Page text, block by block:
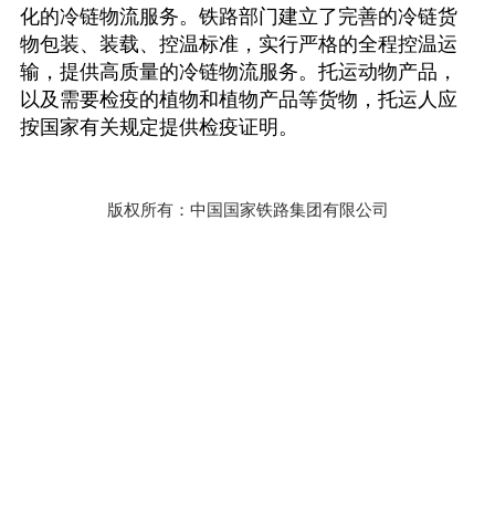
化的冷链物流服务。铁路部门建立了完善的冷链货
物包装、装载、控温标准，实行严格的全程控温运
输，提供高质量的冷链物流服务。托运动物产品，
以及需要检疫的植物和植物产品等货物，托运人应
按国家有关规定提供检疫证明。
版权所有：中国国家铁路集团有限公司